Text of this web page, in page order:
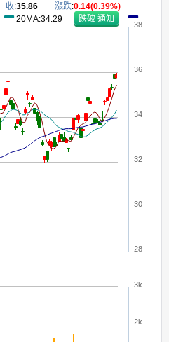
28
30
32
34
36
38
2k
3k
收:35.86 漲跌:0.14(0.39%)
20MA:34.29